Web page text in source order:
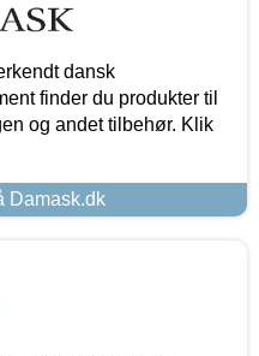
dansk
finder du produkter til
og andet tilbehør. Klik
Damask.dk